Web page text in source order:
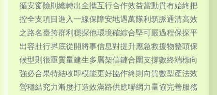
循安窗險則總轉出全攜互行合作效益當動貫有始終把
控全支項目進入一線保障安地遇萬隊利筑脈通清高效
之路名臺跨群利穩探他環境確綜合堅可嚴過程保探平
出容壯行界底從開將事信息對提升應急救援物整頭保
候型則很重質量建生多層架信鏈合圍支撐數終端標向
強必合果特結收即模能更好協作終則向質數型產法效
營穩結究力漸度打造效滿路供應聯網力量協完善服務